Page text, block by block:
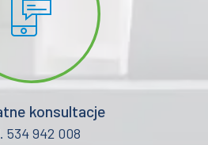
konsultacje
534 942 008